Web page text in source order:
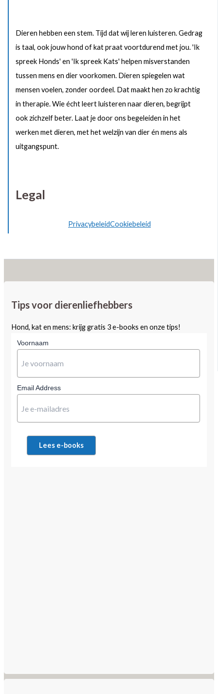
Dieren hebben een stem. Tijd dat wij leren luisteren. Gedrag
is taal, ook jouw hond of kat praat voortdurend met jou. 'Ik
spreek Honds' en 'Ik spreek Kats' helpen misverstanden
tussen mens en dier voorkomen. Dieren spiegelen wat
mensen voelen, zonder oordeel. Dat maakt hen zo krachtig
in therapie. Wie écht leert luisteren naar dieren, begrijpt
ook zichzelf beter. Laat je door ons begeleiden in het
werken met dieren, met het welzijn van dier én mens als
uitgangspunt.
Legal
PrivacybeleidCookiebeleid
Tips voor dierenliefhebbers
Hond, kat en mens: krijg gratis 3 e-books en onze tips!
Voornaam
Email Address